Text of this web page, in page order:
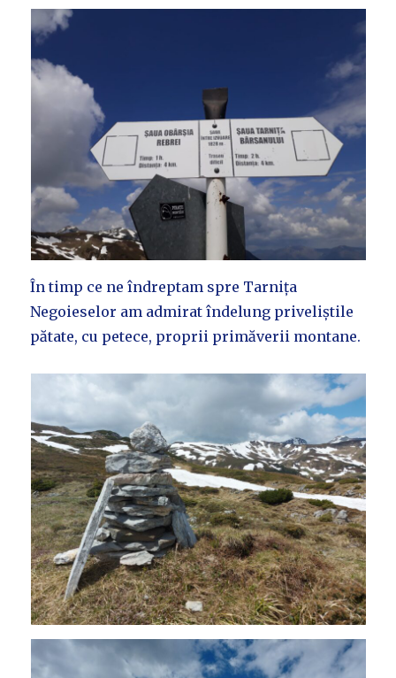
În timp ce ne îndreptam spre Tarnița
Negoieselor am admirat îndelung priveliștile
pătate, cu petece, proprii primăverii montane.